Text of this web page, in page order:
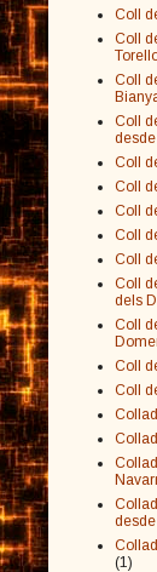
Coll
Coll
Coll
Coll
Coll
Coll
Coll
Coll
Coll
Coll
dels
Coll
Coll
Coll
(1)